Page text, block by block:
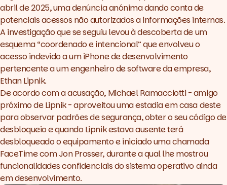
abril de 2025, uma denúncia anónima dando conta de
potenciais acessos não autorizados a informações internas.
A investigação que se seguiu levou à descoberta de um
esquema“coordenado e intencional”que envolveu o
acesso indevido a um iPhone de desenvolvimento
pertencente a um engenheiro de software da empresa,
Ethan Lipnik.
De acordo com a acusação, Michael Ramacciotti - amigo
próximo de Lipnik - aproveitou uma estadia em casa deste
para observar padrões de segurança, obter o seu código de
desbloqueio e quando Lipnik estava ausente terá
desbloqueado o equipamento e iniciado uma chamada
FaceTime com Jon Prosser, durante a qual lhe mostrou
funcionalidades confidenciais do sistema operativo ainda
em desenvolvimento.